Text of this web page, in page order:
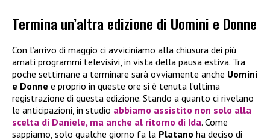
Termina un’altra edizione di Uomini e Donne
Con l’arrivo di maggio ci avviciniamo alla chiusura dei più
amati programmi televisivi, in vista della pausa estiva. Tra
poche settimane a terminare sarà ovviamente anche Uomini
e Donne e proprio in queste ore si è tenuta l’ultima
registrazione di questa edizione. Stando a quanto ci rivelano
le anticipazioni, in studio abbiamo assistito non solo alla
scelta di Daniele, ma anche al ritorno di Ida. Come
sappiamo, solo qualche giorno fa la Platano ha deciso di